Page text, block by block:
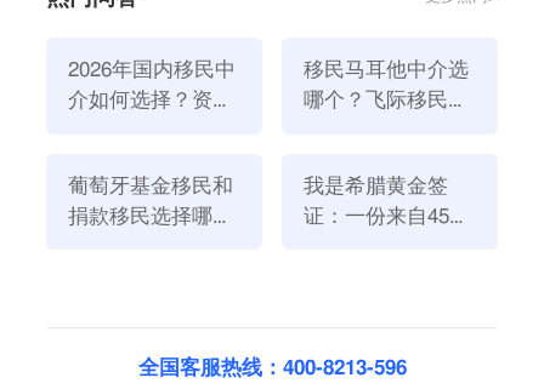
3.证明资金的合法来源是当务之急
们的劣势。
普通人开业十年或数十年是正常的。
指导申请人找到有价值的证据。
2026年国内移民中
介如何选择？资
移民马耳他中介选
哪个？飞际移民是
葡萄牙基金移民和
捐款移民选择哪个
我是希腊黄金签
证：一份来自45亿
全国客服热线：400-8213-596